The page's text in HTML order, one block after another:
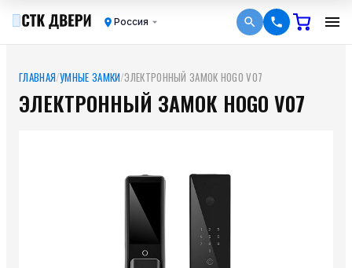
Россия
ГЛАВНАЯ/УМНЫЕ ЗАМКИ/ЭЛЕКТРОННЫЙ ЗАМОК HOGO V07
ЭЛЕКТРОННЫЙ ЗАМОК HOGO V07